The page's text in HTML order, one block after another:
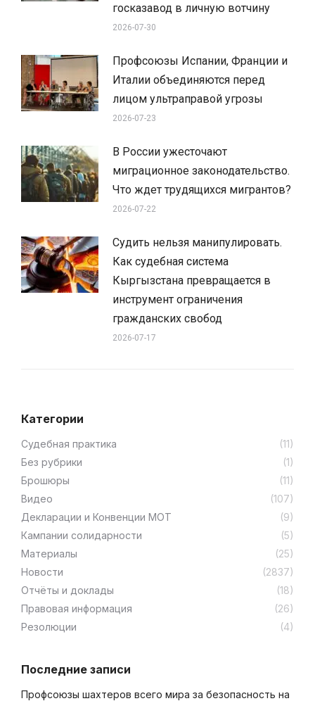
госказавод в личную вотчину
2026-07-30
Профсоюзы Испании, Франции и
Италии объединяются перед
лицом ультраправой угрозы
2026-07-23
В России ужесточают
миграционное законодательство.
Что ждет трудящихся мигрантов?
2026-07-22
Судить нельзя манипулировать.
Как судебная система
Кыргызстана превращается в
инструмент ограничения
гражданских свобод
2026-07-17
Категории
Cудебная практика
(11)
Без рубрики
(1)
Брошюры
(11)
Видео
(107)
Декларации и Конвенции МОТ
(9)
Кампании солидарности
(5)
Материалы
(25)
Новости
(2837)
Отчёты и доклады
(18)
Правовая информация
(26)
Резолюции
(4)
Последние записи
Профсоюзы шахтеров всего мира за безопасность на